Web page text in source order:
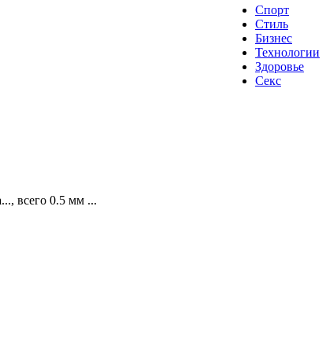
Спорт
Стиль
Бизнес
Технологии
Здоровье
Секс
всего 0.5 мм ...